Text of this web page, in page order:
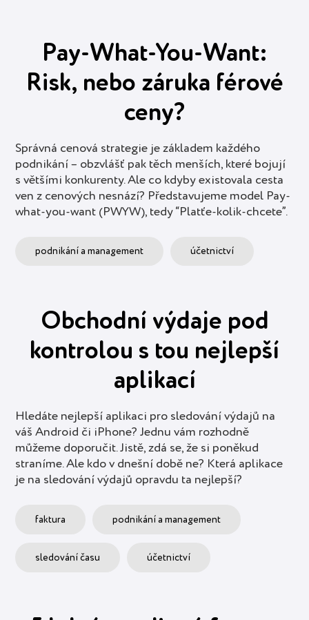
Pay-What-You-Want:
Risk, nebo záruka férové
ceny?
Správná cenová strategie je základem každého
podnikání – obzvlášť pak těch menších, které bojují
s většími konkurenty. Ale co kdyby existovala cesta
ven z cenových nesnází? Představujeme model Pay-
what-you-want (PWYW), tedy “Platťe-kolik-chcete”.
podnikání a management účetnictví
Obchodní výdaje pod
kontrolou s tou nejlepší
aplikací
Hledáte nejlepší aplikaci pro sledování výdajů na
váš Android či iPhone? Jednu vám rozhodně
můžeme doporučit. Jistě, zdá se, že si poněkud
straníme. Ale kdo v dnešní době ne? Která aplikace
je na sledování výdajů opravdu ta nejlepší?
faktura podnikání a management
sledování času účetnictví